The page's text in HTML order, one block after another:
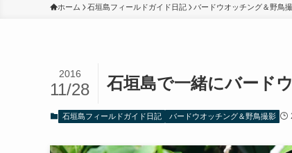
ホーム 石垣島フィールドガイド日記 バードウオッチング＆野鳥
石垣島で一緒にバード
2016
11/28
石垣島フィールドガイド日記 バードウオッチング＆野鳥撮影